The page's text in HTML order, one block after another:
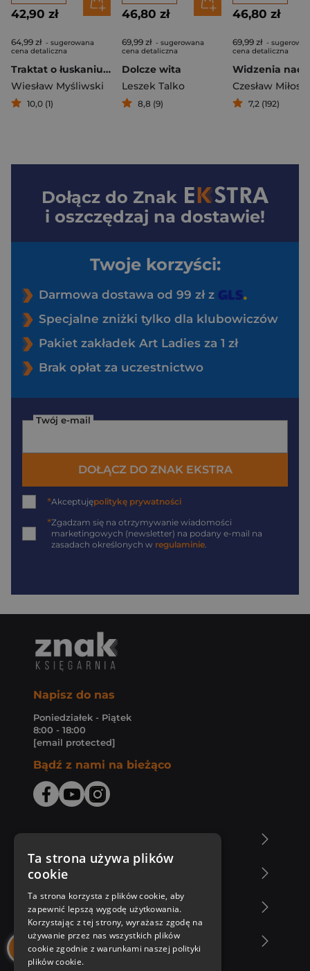
42,90 zł
64,99 zł - sugerowana
cena detaliczna
Traktat o łuskaniu fasoli (2026)
Wiesław Myśliwski
10,0 (1)
46,80 zł
69,99 zł - sugerowana
cena detaliczna
Dolcze wita
Leszek Talko
8,8 (9)
46,80 zł
69,99 zł -
cena detaliczna
Czesław Miłosz
7,2 (192)
Dołącz do Znak
i oszczędzaj na dostawie!
Twoje korzyści:
Darmowa dostawa od 99 zł z
Specjalne zniżki tylko dla klubowiczów
Pakiet zakładek Art Ladies za 1 zł
Brak opłat za uczestnictwo
Twój e-mail
DOŁĄCZ DO ZNAK EKSTRA
*Akceptujępolitykę prywatności
*Zgadzam się na otrzymywanie wiadomości
marketingowych (newsletter) na podany e-mail na
zasadach określonych w regulaminie
Napisz do nas
Poniedziałek - Piątek
8:00 - 18:00
[email protected]
Bądź z nami na bieżąco
Zakupy u nas
Nasza oferta
Nasi autorzy
Ta strona używa plików
cookie
Ta strona korzysta z plików cookie, aby
zapewnić lepszą wygodę użytkowania.
Korzystając z tej strony, wyrażasz zgodę na
używanie przez nas wszystkich plików
cookie zgodnie z warunkami naszej polityki
plików cookie.